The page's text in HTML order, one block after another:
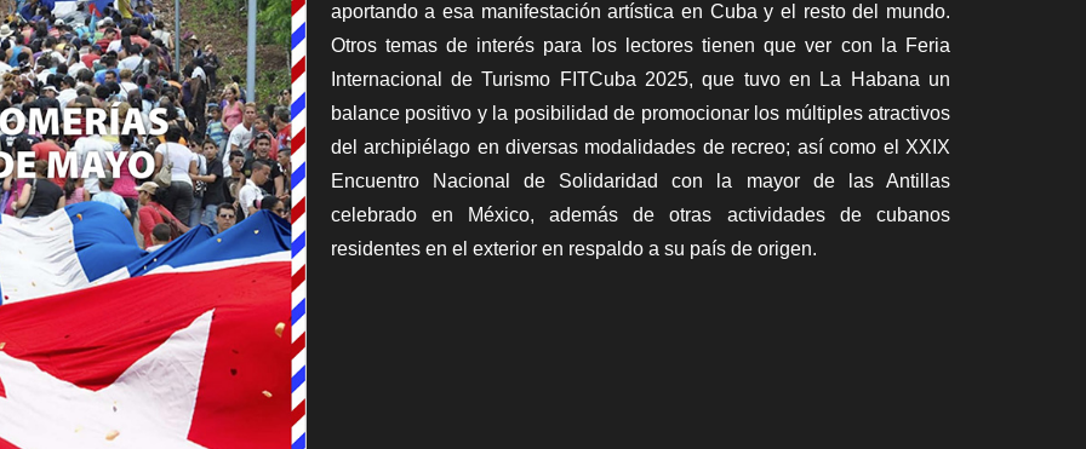
aportando a esa manifestación artística en Cuba y el resto del mundo.
Otros temas de interés para los lectores tienen que ver con la Feria
Internacional de Turismo FITCuba 2025, que tuvo en La Habana un
balance positivo y la posibilidad de promocionar los múltiples atractivos
del archipiélago en diversas modalidades de recreo; así como el XXIX
Encuentro Nacional de Solidaridad con la mayor de las Antillas
celebrado en México, además de otras actividades de cubanos
residentes en el exterior en respaldo a su país de origen.